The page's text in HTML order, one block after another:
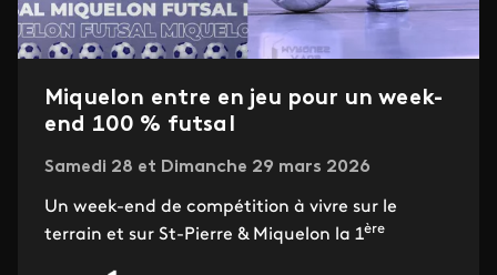
Miquelon entre en jeu pour un week-
end 100 % futsal
Samedi 28 et Dimanche 29 mars 2026
Un week-end de compétition à vivre sur le
terrain et sur St-Pierre & Miquelon la 1ère